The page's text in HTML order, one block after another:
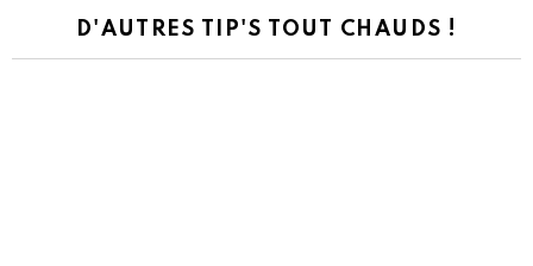
D'AUTRES TIP'S TOUT CHAUDS !